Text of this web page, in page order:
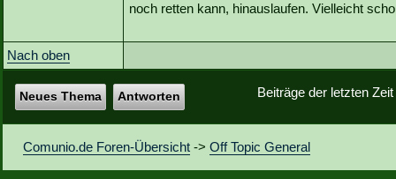
noch retten kann, hinauslaufen. Vielleicht
Nach oben
Beiträge der letzten
Neues Thema Antworten
Comunio.de Foren-Übersicht ->Off Topic General